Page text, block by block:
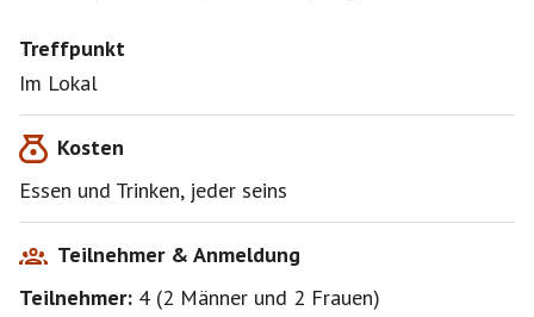
Treffpunkt
Im Lokal
Kosten
Essen und Trinken, jeder seins
Teilnehmer & Anmeldung
Teilnehmer: 4 (2 Männer und 2 Frauen)